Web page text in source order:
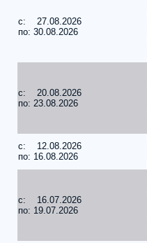
c: 27.08.2026
по: 30.08.2026
c: 20.08.2026
по: 23.08.2026
c: 12.08.2026
по: 16.08.2026
c: 16.07.2026
по: 19.07.2026